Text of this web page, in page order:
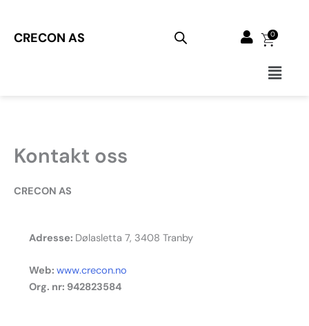
CRECON AS 0
Main
Kontakt oss
CRECON AS
Adresse: Dølasletta 7, 3408 Tranby
Web: www.crecon.no
Org. nr: 942823584